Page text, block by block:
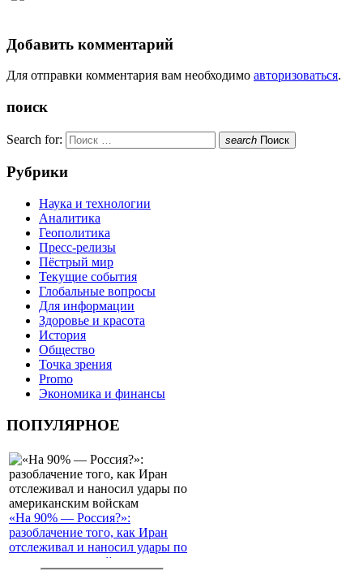
Добавить комментарий
Для отправки комментария вам необходимо авторизоваться.
поиск
Search for: search Поиск
Рубрики
Наука и технологии
Аналитика
Геополитика
Пресс-релизы
Пёстрый мир
Текущие события
Глобальные вопросы
Для информации
Здоровье и красота
История
Общество
Точка зрения
Promo
Экономика и финансы
ПОПУЛЯРНОЕ
«На 90% — Россия?»:
разоблачение того, как Иран
отслеживал и наносил удары по
американским войскам